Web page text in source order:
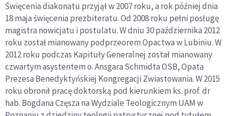
Święcenia diakonatu przyjął w 2007 roku, a rok później dnia
18 maja święcenia prezbiteratu. Od 2008 roku pełni posługę
magistra nowicjatu i postulatu. W dniu 30 października 2012
roku został mianowany podprzeorem Opactwa w Lubiniu. W
2012 roku podczas Kapituły Generalnej został mianowany
czwartym asystentem o. Ansgara Schmidta OSB, Opata
Prezesa Benedyktyńskiej Kongregacji Zwiastowania. W 2015
roku obronił pracę doktorską pod kierunkiem ks. prof. dr
hab. Bogdana Częsza na Wydziale Teologicznym UAM w